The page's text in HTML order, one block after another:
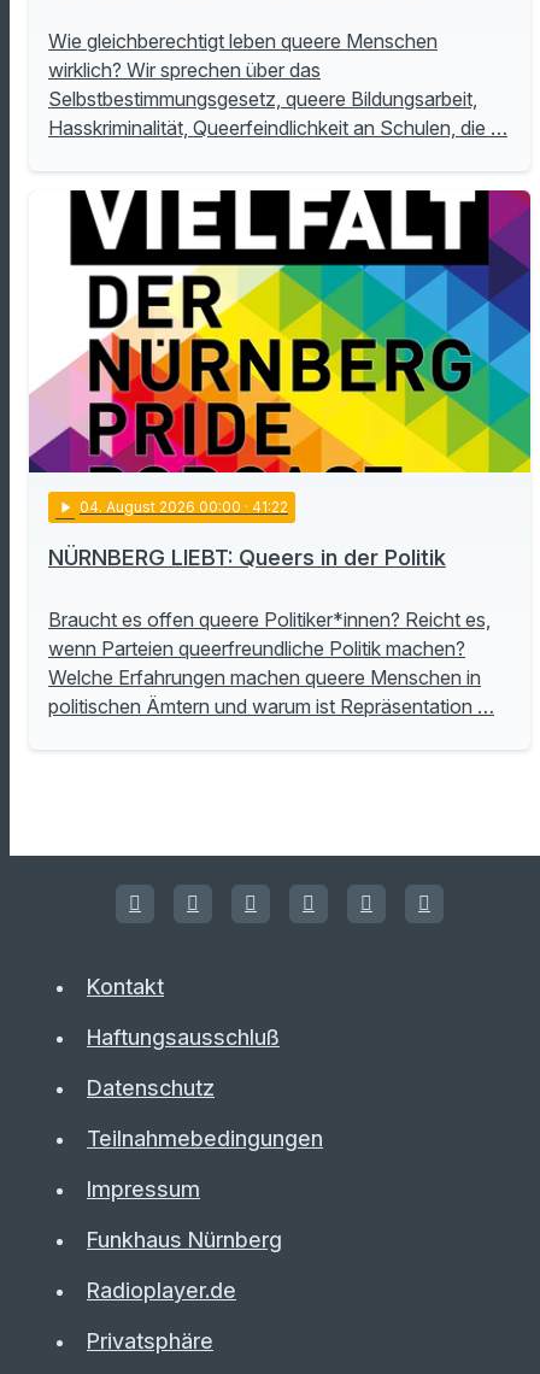
Wie gleichberechtigt leben queere Menschen
wirklich? Wir sprechen über das
Selbstbestimmungsgesetz, queere Bildungsarbeit,
Hasskriminalität, Queerfeindlichkeit an Schulen, die …
play_arrow 04. August 2026 00:00 · 41:22
NÜRNBERG LIEBT: Queers in der Politik
Braucht es offen queere Politiker*innen? Reicht es,
wenn Parteien queerfreundliche Politik machen?
Welche Erfahrungen machen queere Menschen in
politischen Ämtern und warum ist Repräsentation …
Kontakt
Haftungsausschluß
Datenschutz
Teilnahmebedingungen
Impressum
Funkhaus Nürnberg
Radioplayer.de
Privatsphäre